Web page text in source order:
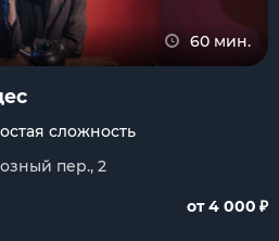
60 мин.
сложность
пер., 2
от 4 000 ₽